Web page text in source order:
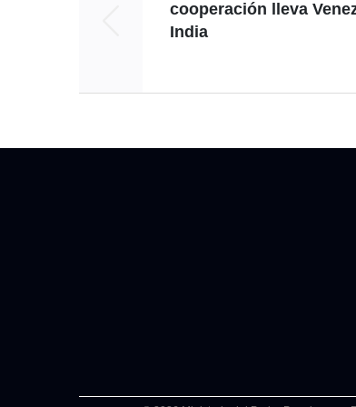
cooperación lleva
India